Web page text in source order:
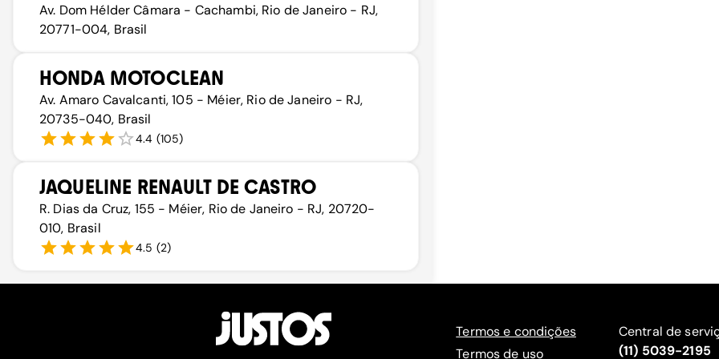
Av. Dom Hélder Câmara - Cachambi, Rio de Janeiro - RJ,
20771-004, Brasil
HONDA MOTOCLEAN
Av. Amaro Cavalcanti, 105 - Méier, Rio de Janeiro - RJ,
20735-040, Brasil
4.4 (105)
JAQUELINE RENAULT DE CASTRO
R. Dias da Cruz, 155 - Méier, Rio de Janeiro - RJ, 20720-
010, Brasil
4.5 (2)
Termos e condições
Termos de uso
Central de
(11) 5039-2195